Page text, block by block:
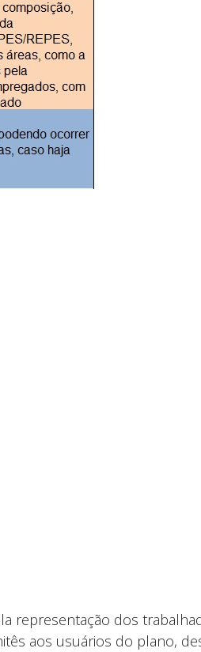
representação dos
aos usuários do plano,